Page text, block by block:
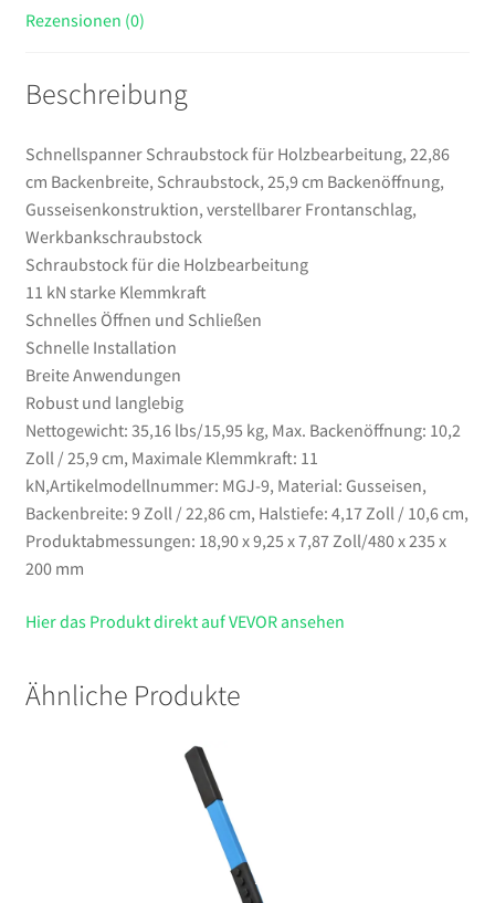
Menge
Rezensionen (0)
Beschreibung
Schnellspanner Schraubstock für Holzbearbeitung, 22,86
cm Backenbreite, Schraubstock, 25,9 cm Backenöffnung,
Gusseisenkonstruktion, verstellbarer Frontanschlag,
Werkbankschraubstock
Schraubstock für die Holzbearbeitung
11 kN starke Klemmkraft
Schnelles Öffnen und Schließen
Schnelle Installation
Breite Anwendungen
Robust und langlebig
Nettogewicht: 35,16 lbs/15,95 kg, Max. Backenöffnung: 10,2
Zoll / 25,9 cm, Maximale Klemmkraft: 11
kN,Artikelmodellnummer: MGJ-9, Material: Gusseisen,
Backenbreite: 9 Zoll / 22,86 cm, Halstiefe: 4,17 Zoll / 10,6 cm,
Produktabmessungen: 18,90 x 9,25 x 7,87 Zoll/480 x 235 x
200 mm
Hier das Produkt direkt auf VEVOR ansehen
Ähnliche Produkte